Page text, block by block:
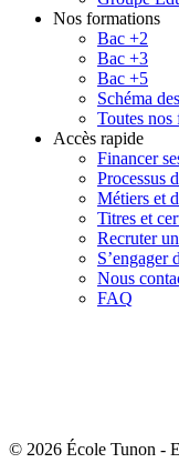
Nos formations
Bac +2
Bac +3
Bac +5
Schéma
Toutes nos
Accès rapide
Financer
Processus
Métiers et
Titres et
Recruter
S’engager
Nous
FAQ
© 2026 École Tunon -